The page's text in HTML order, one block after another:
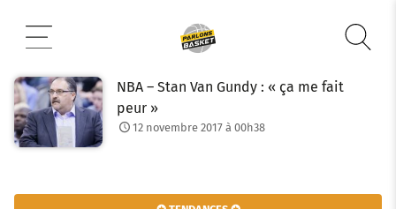
contenu
NBA – Stan Van Gundy : « ça me fait
peur »
12 novembre 2017 à 00h38